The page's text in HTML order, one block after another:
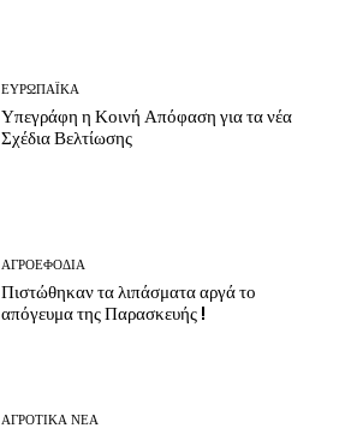
ΕΥΡΩΠΑΪΚΆ
Υπεγράφη η Κοινή Απόφαση για τα νέα
Σχέδια Βελτίωσης
ΑΓΡΟΕΦΌΔΙΑ
Πιστώθηκαν τα λιπάσματα αργά το
απόγευμα της Παρασκευής !
ΑΓΡΟΤΙΚΆ ΝΈΑ